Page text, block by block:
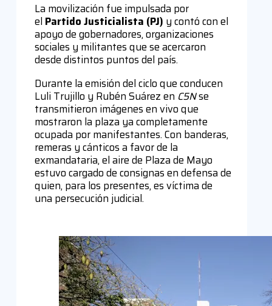
La movilización fue impulsada por
el Partido Justicialista (PJ) y contó con el
apoyo de gobernadores, organizaciones
sociales y militantes que se acercaron
desde distintos puntos del país.
Durante la emisión del ciclo que conducen
Luli Trujillo y Rubén Suárez en C5Nse
transmitieron imágenes en vivo que
mostraron la plaza ya completamente
ocupada por manifestantes. Con banderas,
remeras y cánticos a favor de la
exmandataria, el aire de Plaza de Mayo
estuvo cargado de consignas en defensa de
quien, para los presentes, es víctima de
una persecución judicial.